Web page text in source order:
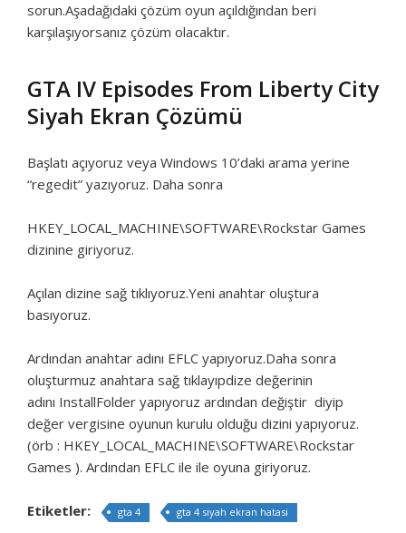
sorun.Aşadağıdaki çözüm oyun açıldığından beri
karşılaşıyorsanız çözüm olacaktır.
GTA IV Episodes From Liberty City
Siyah Ekran Çözümü
Başlatı açıyoruz veya Windows 10’daki arama yerine
“regedit” yazıyoruz. Daha sonra
HKEY_LOCAL_MACHINE\SOFTWARE\Rockstar Games
dizinine giriyoruz.
Açılan dizine sağ tıklıyoruz.Yeni anahtar oluştura
basıyoruz.
Ardından anahtar adını EFLC yapıyoruz.Daha sonra
oluşturmuz anahtara sağ tıklayıpdize değerinin
adını InstallFolder yapıyoruz ardından değiştir diyip
değer vergisine oyunun kurulu olduğu dizini yapıyoruz.
(örb : HKEY_LOCAL_MACHINE\SOFTWARE\Rockstar
Games ). Ardından EFLC ile ile oyuna giriyoruz.
Etiketler: gta 4 gta 4 siyah ekran hatasi